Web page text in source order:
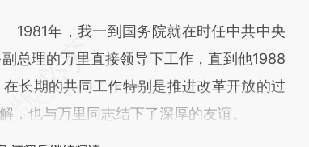
年，我一到国务院就在时任中共中央
总理的万里直接领导下工作，直到他1988
长期的共同工作特别是推进改革开放的过
，也与万里同志结下了深厚的友谊。